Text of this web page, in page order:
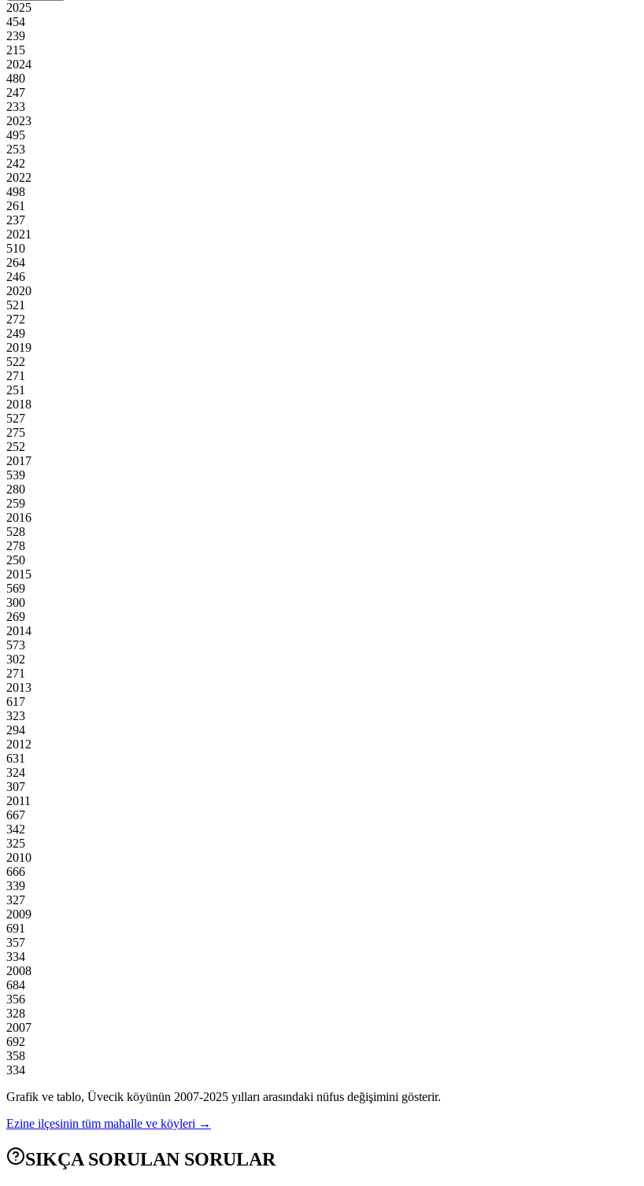
2025
454
239
215
2024
480
247
233
2023
495
253
242
2022
498
261
237
2021
510
264
246
2020
521
272
249
2019
522
271
251
2018
527
275
252
2017
539
280
259
2016
528
278
250
2015
569
300
269
2014
573
302
271
2013
617
323
294
2012
631
324
307
2011
667
342
325
2010
666
339
327
2009
691
357
334
2008
684
356
328
2007
692
358
334
Grafik ve tablo, Üvecik köyünün 2007-2025 yılları arasındaki nüfus değişimini gösterir.
Ezine ilçesinin tüm mahalle ve köyleri →
SIKÇA SORULAN SORULAR